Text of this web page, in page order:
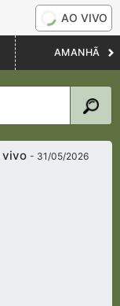
AO VIVO
AMANHÃ
vivo- 31/05/2026